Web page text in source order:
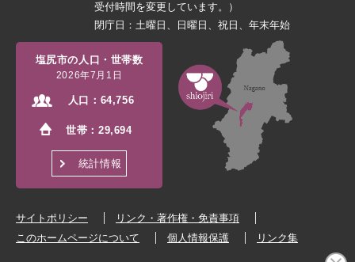
受付時間を変更しています。）
閉庁日：土曜日、日曜日、祝日、年末年始
塩尻市の人口・世帯数
2026年7月1日
人口： 64,756
世帯：29,694
統計情報
サイトポリシー
リンク・著作権・免責事項
このホームページについて
個人情報保護 リンク集